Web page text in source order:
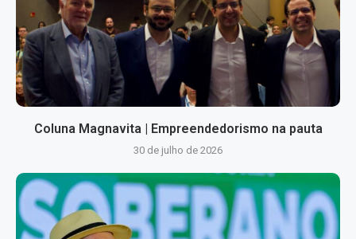
Coluna Magnavita | Empreendedorismo na pauta
30 de julho de 2026